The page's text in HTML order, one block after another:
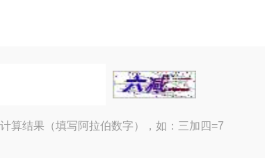
算结果（填写阿拉伯数字），如：三加四=7